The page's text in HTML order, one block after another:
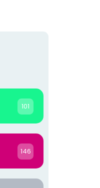
101
146